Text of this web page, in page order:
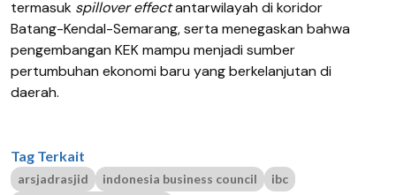
termasuk spillover effectantarwilayah di koridor
Batang-Kendal-Semarang, serta menegaskan bahwa
pengembangan KEK mampu menjadi sumber
pertumbuhan ekonomi baru yang berkelanjutan di
daerah.
Tag Terkait
arsjadrasjid indonesia business council
ibc